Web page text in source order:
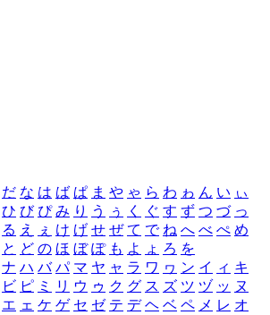
だ な は ば ぱ ま や ゃ ら わ ゎ ん い ぃ
ひ び ぴ み り う ぅ く ぐ す ず つ づ っ
る え ぇ け げ せ ぜ て で ね へ べ ぺ め
と ど の ほ ぼ ぽ も よ ょ ろ を
ナ ハ バ パ マ ヤ ャ ラ ワ ヮ ン イ ィ キ
ビ ピ ミ リ ウ ゥ ク グ ス ズ ツ ヅ ッ ヌ
エ ェ ケ ゲ セ ゼ テ デ ヘ ベ ペ メ レ オ